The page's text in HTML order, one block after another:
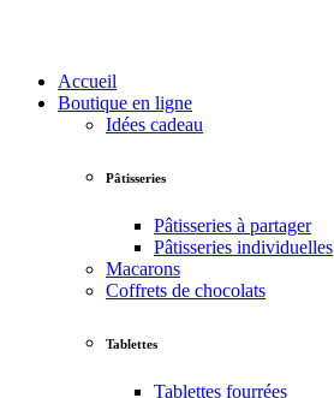
Accueil
Boutique en ligne
Idées cadeau
Pâtisseries
Pâtisseries à partager
Pâtisseries individuelles
Macarons
Coffrets de chocolats
Tablettes
Tablettes fourrées